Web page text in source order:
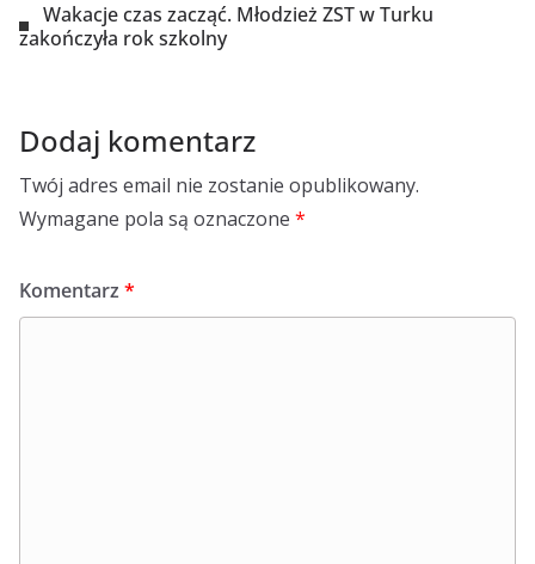
Wakacje czas zacząć. Młodzież ZST w Turku
zakończyła rok szkolny
Dodaj komentarz
Twój adres email nie zostanie opublikowany.
Wymagane pola są oznaczone *
Komentarz *